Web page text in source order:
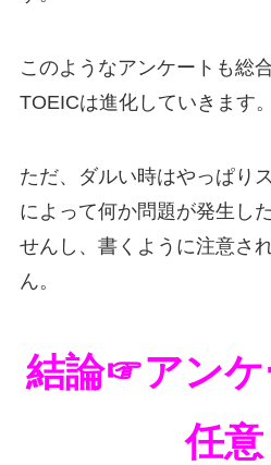
このようなアンケートも総
TOEICは進化していきます。
ただ、ダルい時はやっぱり
によって何か問題が発生し
せんし、書くように注意さ
ん。
結論☞アンケ
任意